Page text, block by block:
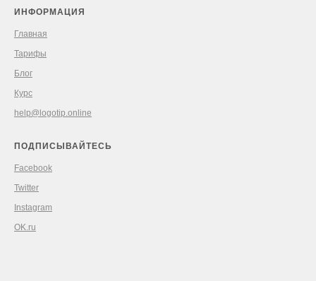
ИНФОРМАЦИЯ
Главная
Тарифы
Блог
Курс
help@logotip.online
ПОДПИСЫВАЙТЕСЬ
Facebook
Twitter
Instagram
OK.ru